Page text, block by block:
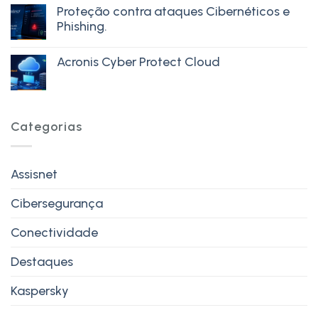
Proteção contra ataques Cibernéticos e
Phishing.
Acronis Cyber Protect Cloud
Categorias
Assisnet
Cibersegurança
Conectividade
Destaques
Kaspersky